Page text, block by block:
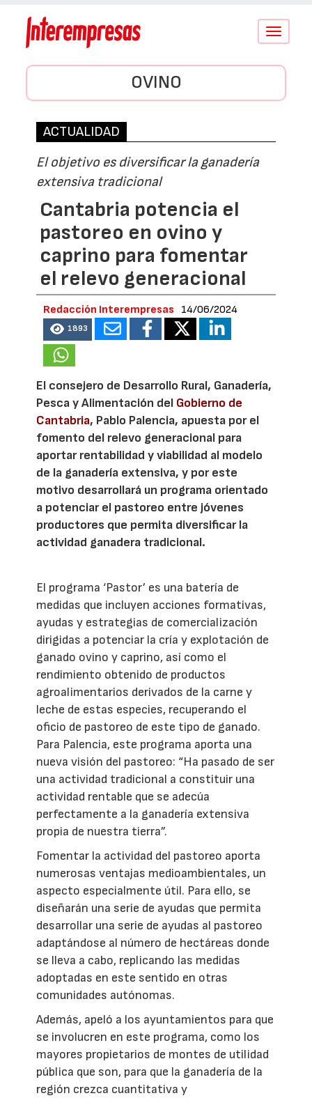
Conmutar
OVINO
ACTUALIDAD
El objetivo es diversificar la ganadería
extensiva tradicional
Cantabria potencia el
pastoreo en ovino y
caprino para fomentar
el relevo generacional
Redacción Interempresas 14/06/2024
1893
El consejero de Desarrollo Rural, Ganadería,
Pesca y Alimentación del Gobierno de
Cantabria, Pablo Palencia, apuesta por el
fomento del relevo generacional para
aportar rentabilidad y viabilidad al modelo
de la ganadería extensiva, y por este
motivo desarrollará un programa orientado
a potenciar el pastoreo entre jóvenes
productores que permita diversificar la
actividad ganadera tradicional.
El programa ‘Pastor’ es una batería de
medidas que incluyen acciones formativas,
ayudas y estrategias de comercialización
dirigidas a potenciar la cría y explotación de
ganado ovino y caprino, así como el
rendimiento obtenido de productos
agroalimentarios derivados de la carne y
leche de estas especies, recuperando el
oficio de pastoreo de este tipo de ganado.
Para Palencia, este programa aporta una
nueva visión del pastoreo: “Ha pasado de ser
una actividad tradicional a constituir una
actividad rentable que se adecúa
perfectamente a la ganadería extensiva
propia de nuestra tierra”.
Fomentar la actividad del pastoreo aporta
numerosas ventajas medioambientales, un
aspecto especialmente útil. Para ello, se
diseñarán una serie de ayudas que permita
desarrollar una serie de ayudas al pastoreo
adaptándose al número de hectáreas donde
se lleva a cabo, replicando las medidas
adoptadas en este sentido en otras
comunidades autónomas.
Además, apeló a los ayuntamientos para que
se involucren en este programa, como los
mayores propietarios de montes de utilidad
pública que son, para que la ganadería de la
región crezca cuantitativa y